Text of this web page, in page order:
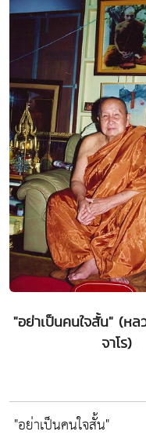
"อย่าเป็นคนใจสั้น" (ห
จาโร)
"อย่าเป็นคนใจสั้น"